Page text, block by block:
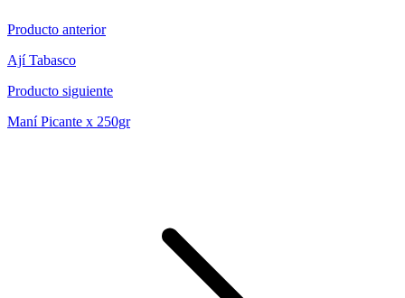
Producto anterior
Ají Tabasco
Producto siguiente
Maní Picante x 250gr